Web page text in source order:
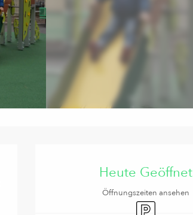
Heute Geöffnet
Öffnungszeiten ansehen
Parkplatz